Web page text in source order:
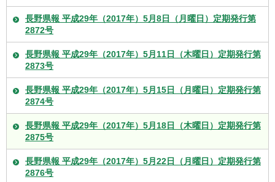
長野県報 平成29年（2017年）5月8日（月曜日）定期発行第
2872号
長野県報 平成29年（2017年）5月11日（木曜日）定期発行第
2873号
長野県報 平成29年（2017年）5月15日（月曜日）定期発行第
2874号
長野県報 平成29年（2017年）5月18日（木曜日）定期発行第
2875号
長野県報 平成29年（2017年）5月22日（月曜日）定期発行第
2876号